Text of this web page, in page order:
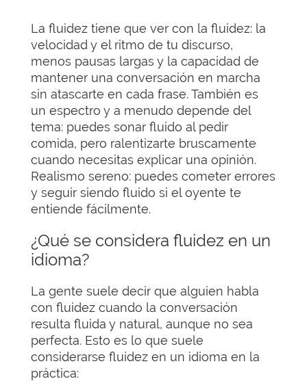
La fluidez tiene que ver con la fluidez: la
velocidad y el ritmo de tu discurso,
menos pausas largas y la capacidad de
mantener una conversación en marcha
sin atascarte en cada frase. También es
un espectro y a menudo depende del
tema: puedes sonar fluido al pedir
comida, pero ralentizarte bruscamente
cuando necesitas explicar una opinión.
Realismo sereno: puedes cometer errores
y seguir siendo fluido si el oyente te
entiende fácilmente.
¿Qué se considera fluidez en un
idioma?
La gente suele decir que alguien habla
con fluidez cuando la conversación
resulta fluida y natural, aunque no sea
perfecta. Esto es lo que suele
considerarse fluidez en un idioma en la
práctica: